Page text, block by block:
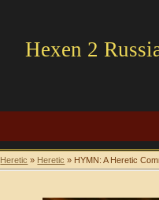
Hexen 2
Heretic » Heretic » HYMN: A Heretic